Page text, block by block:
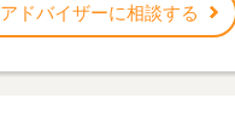
アドバイザーに相談する